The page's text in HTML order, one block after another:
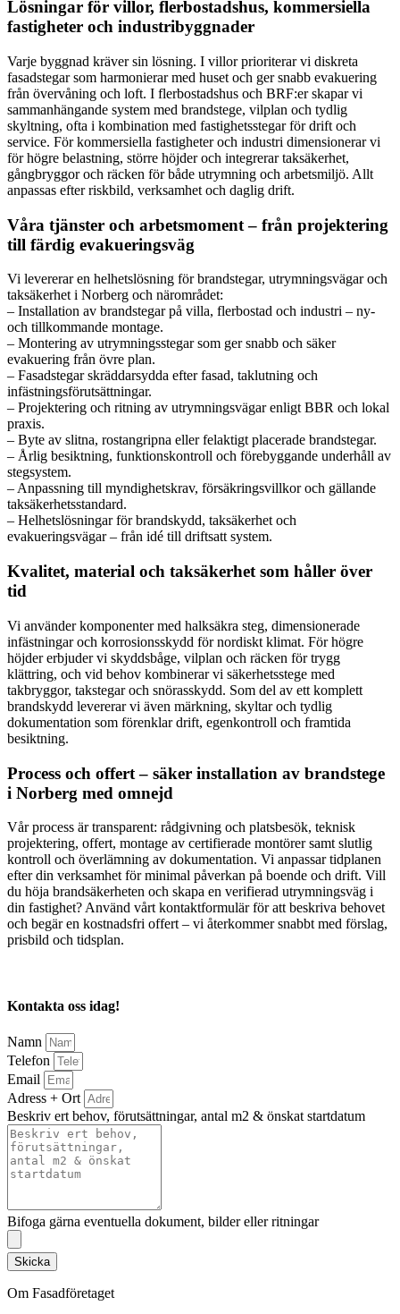
Lösningar för villor, flerbostadshus, kommersiella
fastigheter och industribyggnader
Varje byggnad kräver sin lösning. I villor prioriterar vi diskreta
fasadstegar som harmonierar med huset och ger snabb evakuering
från övervåning och loft. I flerbostadshus och BRF:er skapar vi
sammanhängande system med brandstege, vilplan och tydlig
skyltning, ofta i kombination med fastighetsstegar för drift och
service. För kommersiella fastigheter och industri dimensionerar vi
för högre belastning, större höjder och integrerar taksäkerhet,
gångbryggor och räcken för både utrymning och arbetsmiljö. Allt
anpassas efter riskbild, verksamhet och daglig drift.
Våra tjänster och arbetsmoment – från projektering
till färdig evakueringsväg
Vi levererar en helhetslösning för brandstegar, utrymningsvägar och
taksäkerhet i Norberg och närområdet:
– Installation av brandstegar på villa, flerbostad och industri – ny-
och tillkommande montage.
– Montering av utrymningsstegar som ger snabb och säker
evakuering från övre plan.
– Fasadstegar skräddarsydda efter fasad, taklutning och
infästningsförutsättningar.
– Projektering och ritning av utrymningsvägar enligt BBR och lokal
praxis.
– Byte av slitna, rostangripna eller felaktigt placerade brandstegar.
– Årlig besiktning, funktionskontroll och förebyggande underhåll av
stegsystem.
– Anpassning till myndighetskrav, försäkringsvillkor och gällande
taksäkerhetsstandard.
– Helhetslösningar för brandskydd, taksäkerhet och
evakueringsvägar – från idé till driftsatt system.
Kvalitet, material och taksäkerhet som håller över
tid
Vi använder komponenter med halksäkra steg, dimensionerade
infästningar och korrosionsskydd för nordiskt klimat. För högre
höjder erbjuder vi skyddsbåge, vilplan och räcken för trygg
klättring, och vid behov kombinerar vi säkerhetsstege med
takbryggor, takstegar och snörasskydd. Som del av ett komplett
brandskydd levererar vi även märkning, skyltar och tydlig
dokumentation som förenklar drift, egenkontroll och framtida
besiktning.
Process och offert – säker installation av brandstege
i Norberg med omnejd
Vår process är transparent: rådgivning och platsbesök, teknisk
projektering, offert, montage av certifierade montörer samt slutlig
kontroll och överlämning av dokumentation. Vi anpassar tidplanen
efter din verksamhet för minimal påverkan på boende och drift. Vill
du höja brandsäkerheten och skapa en verifierad utrymningsväg i
din fastighet? Använd vårt kontaktformulär för att beskriva behovet
och begär en kostnadsfri offert – vi återkommer snabbt med förslag,
prisbild och tidsplan.
Kontakta oss idag!
Namn
Telefon
Email
Adress + Ort
Beskriv ert behov, förutsättningar, antal m2 & önskat startdatum
Bifoga gärna eventuella dokument, bilder eller ritningar
Skicka
Om Fasadföretaget